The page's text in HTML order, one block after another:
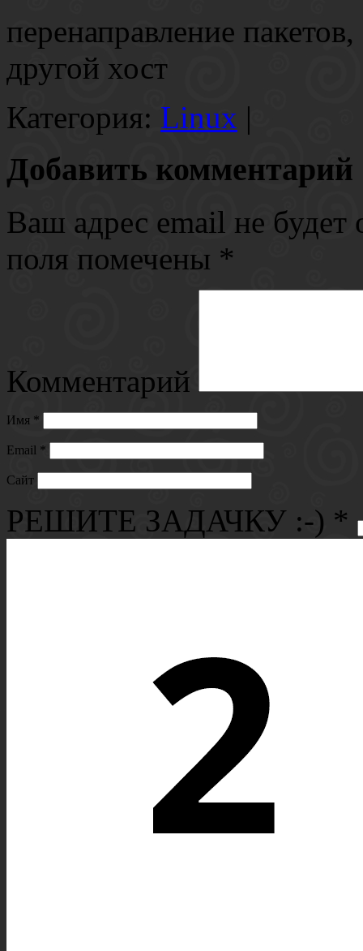
перенаправление
другой хост
Категория: Linux |
Добавить комментарий
Ваш адрес email не будет
поля помечены *
Комментарий
Имя *
Email *
Сайт
РЕШИТЕ ЗАДАЧКУ :-) *